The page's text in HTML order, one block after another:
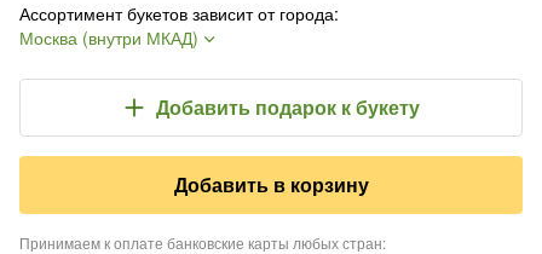
Ассортимент букетов зависит от города:
Москва (внутри МКАД)
Добавить подарок к букету
Добавить в корзину
Принимаем к оплате банковские карты любых стран: